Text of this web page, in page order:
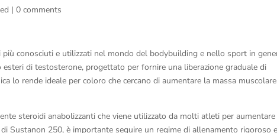
|0 comments
conosciuti e utilizzati nel mondo del bodybuilding e nello sport in
di testosterone, progettato per fornire una liberazione graduale di
lo rende ideale per coloro che cercano di aumentare la massa
steroidi anabolizzanti che viene utilizzato da molti atleti per
Sustanon 250, è importante seguire un regime di allenamento rigoroso